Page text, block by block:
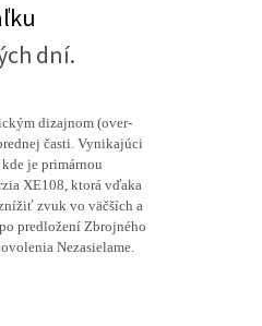
dní.
dizajnom (over-
časti. Vynikajúci
je primárnou
XE108, ktorá vďaka
zvuk vo väčších a
predložení Zbrojného
Nezasielame.